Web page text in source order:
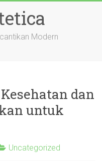
Modern
dan
untuk
Uncategorized